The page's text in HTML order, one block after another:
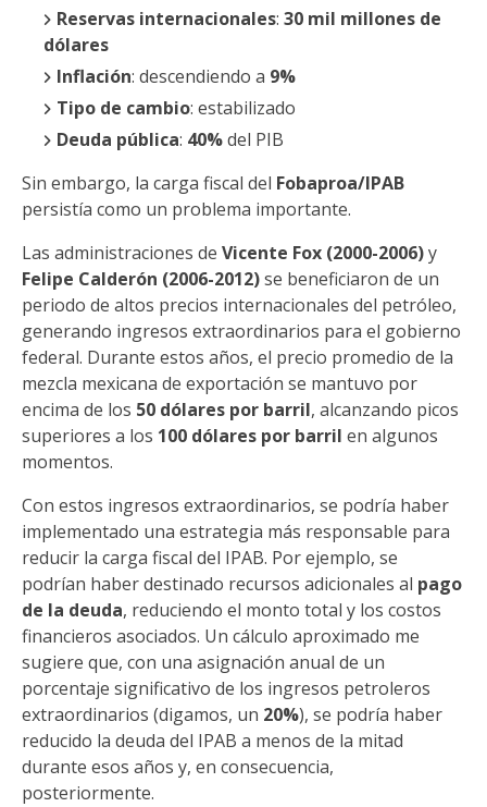
Reservas internacionales: 30 mil millones de
dólares
Inflación: descendiendo a 9%
Tipo de cambio: estabilizado
Deuda pública: 40%del PIB
Sin embargo, la carga fiscal del Fobaproa/IPAB
persistía como un problema importante.
Las administraciones de Vicente Fox (2000-2006)y
Felipe Calderón (2006-2012)se beneficiaron de un
periodo de altos precios internacionales del petróleo,
generando ingresos extraordinarios para el gobierno
federal. Durante estos años, el precio promedio de la
mezcla mexicana de exportación se mantuvo por
encima de los 50 dólares por barril, alcanzando picos
superiores a los 100 dólares por barril en algunos
momentos.
Con estos ingresos extraordinarios, se podría haber
implementado una estrategia más responsable para
reducir la carga fiscal del IPAB. Por ejemplo, se
podrían haber destinado recursos adicionales al pago
de la deuda, reduciendo el monto total y los costos
financieros asociados. Un cálculo aproximado me
sugiere que, con una asignación anual de un
porcentaje significativo de los ingresos petroleros
extraordinarios (digamos, un 20%), se podría haber
reducido la deuda del IPAB a menos de la mitad
durante esos años y, en consecuencia,
posteriormente.